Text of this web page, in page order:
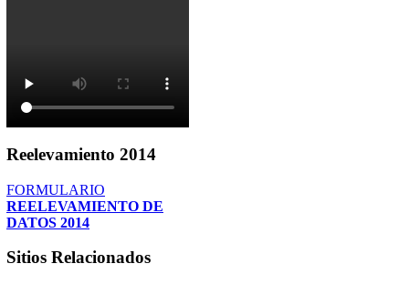
Reelevamiento 2014
FORMULARIO
REELEVAMIENTO DE
DATOS 2014
Sitios Relacionados